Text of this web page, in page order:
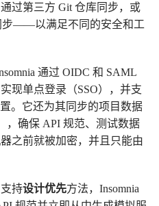
过第三方 Git 仓库同步，或
步——以满足不同的安全和工
通过 OIDC 和 SAML
现单点登录（SSO），并支
。它还为其同步的项目数据
，确保 API 规范、测试数据
之前就被加密，并且只能由
支持设计优先方法，Insomnia